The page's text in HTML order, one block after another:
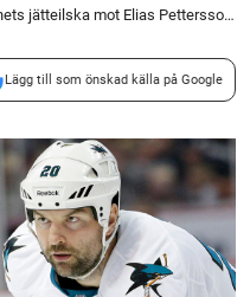
Ökända råskinnets jätteilska mot Elias Pettersson – går till hård attack mot svensken: ”Han är en bebis!”
Lägg till som önskad källa på Google